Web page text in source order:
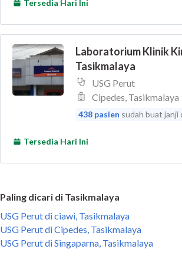
Paling dicari di Tasikmalaya
USG Perut di ciawi, Tasikmalaya
USG Perut di Cipedes, Tasikmalaya
USG Perut di Singaparna, Tasikmalaya